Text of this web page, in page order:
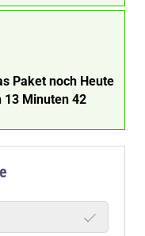
Paket noch Heute
13 Minuten 41